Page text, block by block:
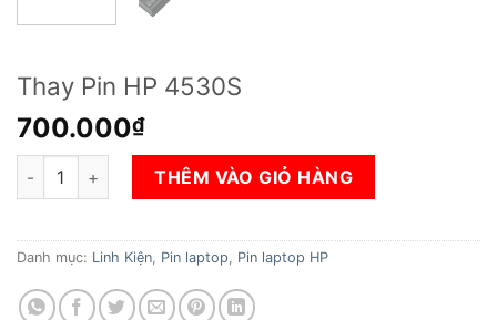
Thay Pin HP 4530S
700.000₫
Thay Pin HP 4530S số lượngTHÊM VÀO GIỎ HÀNG
Danh mục: Linh Kiện, Pin laptop, Pin laptop HP